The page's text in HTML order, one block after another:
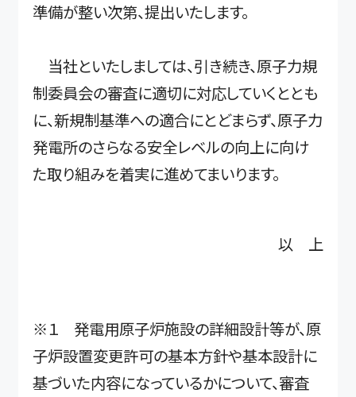
準備が整い次第、提出いたします。
当社といたしましては、引き続き、原子力規
制委員会の審査に適切に対応していくととも
に、新規制基準への適合にとどまらず、原子力
発電所のさらなる安全レベルの向上に向け
た取り組みを着実に進めてまいります。
以 上
※１ 発電用原子炉施設の詳細設計等が、原
子炉設置変更許可の基本方針や基本設計に
基づいた内容になっているかについて、審査